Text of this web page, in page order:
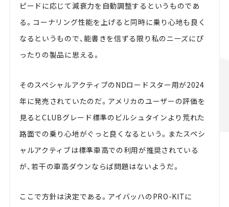
ピードに応じて減衰力を自動調整するというものであ
る。コーナリング性能を上げると同時に乗り心地も良く
なるというもので、能書きを信ずる限り私のニーズにぴ
ったりの製品に思える。
そのスペシャルアクティブのNDロードスター用が2024
年に発売されていたのだ。アメリカのユーザーの評価を
見るとCLUBグレード標準のビルシュタインより荒れた
路面での乗り心地がぐっと良くなるという。またスペシ
ャルアクティブは標準車高での利用が推奨されている
が、若干の車高ダウンならば問題はないようだ。
ここで方針は決定である。アイバッハのPRO-KITに